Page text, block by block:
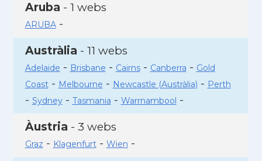
Aruba - 1 webs
ARUBA-
Austràlia - 11 webs
Adelaide - Brisbane - Cairns- Canberra - Gold
Coast- Melbourne - Newcastle (Austràlia) - Perth
- Sydney- Tasmania - Warrnambool -
Àustria - 3 webs
Graz - Klagenfurt- Wien -